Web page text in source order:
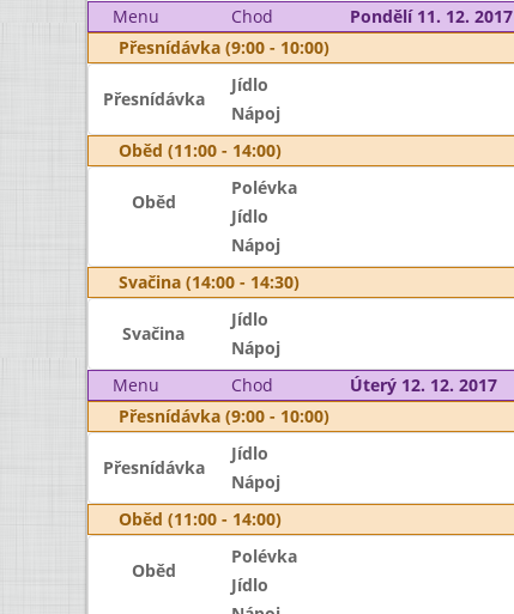
Menu
Chod Pondělí 11. 12. 2017
Přesnídávka (9:00 - 10:00)
Přesnídávka
Jídlo
Nápoj
Oběd (11:00 - 14:00)
Oběd
Polévka
Jídlo
Nápoj
Svačina (14:00 - 14:30)
Svačina
Jídlo
Nápoj
Menu
Chod Úterý 12. 12. 2017
Přesnídávka (9:00 - 10:00)
Přesnídávka
Jídlo
Nápoj
Oběd (11:00 - 14:00)
Oběd
Polévka
Jídlo